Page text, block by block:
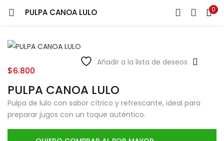
PULPA CANOA LULO 0
Añadir a la lista de deseos
PULPA CANOA LULO
$6.800
Pulpa de lulo con sabor cítrico y refrescante, ideal para
preparar jugos con un toque auténtico.
LOGIN
Ingresa tu correo y contraseña para iniciar sesión.
Recuérdame